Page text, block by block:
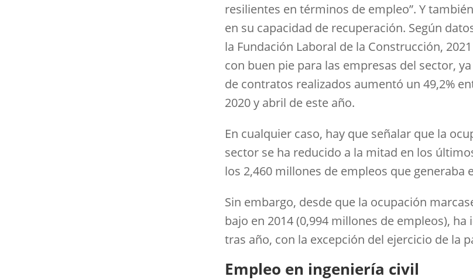
resilientes en términos de empleo”. Y
en su capacidad de recuperación. Según
la Fundación Laboral de la Construcción,
con buen pie para las empresas del sector,
de contratos realizados aumentó un 49,2%
2020 y abril de este año.
En cualquier caso, hay que señalar que la
sector se ha reducido a la mitad en los
los 2,460 millones de empleos que generaba
Sin embargo, desde que la ocupación
bajo en 2014 (0,994 millones de empleos), ha
tras año, con la excepción del ejercicio de la
Empleo en ingeniería civil